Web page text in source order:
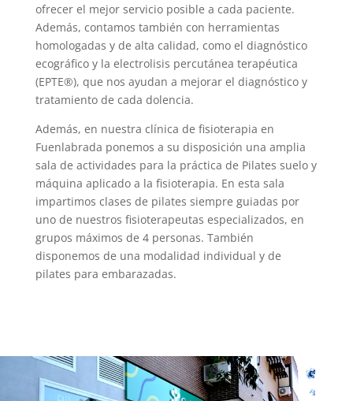
ofrecer el mejor servicio posible a cada paciente.
Además, contamos también con herramientas
homologadas y de alta calidad, como el diagnóstico
ecográfico y la electrolisis percutánea terapéutica
(EPTE®), que nos ayudan a mejorar el diagnóstico y
tratamiento de cada dolencia.
Además, en nuestra clínica de fisioterapia en
Fuenlabrada ponemos a su disposición una amplia
sala de actividades para la práctica de Pilates suelo y
máquina aplicado a la fisioterapia. En esta sala
impartimos clases de pilates siempre guiadas por
uno de nuestros fisioterapeutas especializados, en
grupos máximos de 4 personas. También
disponemos de una modalidad individual y de
pilates para embarazadas.